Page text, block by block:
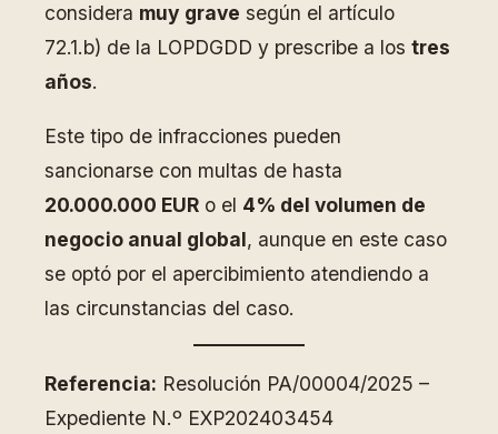
considera muy grave según el artículo
72.1.b) de la LOPDGDD y prescribe a los tres
años.
Este tipo de infracciones pueden
sancionarse con multas de hasta
20.000.000 EUR o el 4% del volumen de
negocio anual global, aunque en este caso
se optó por el apercibimiento atendiendo a
las circunstancias del caso.
Referencia: Resolución PA/00004/2025 –
Expediente N.º EXP202403454